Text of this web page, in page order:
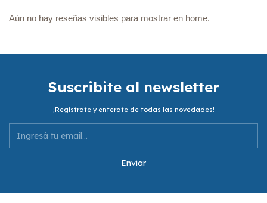
Aún no hay reseñas visibles para mostrar en home.
Suscribite al newsletter
¡Registrate y enterate de todas las novedades!